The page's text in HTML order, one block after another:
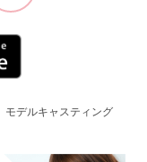
モデルキャスティング